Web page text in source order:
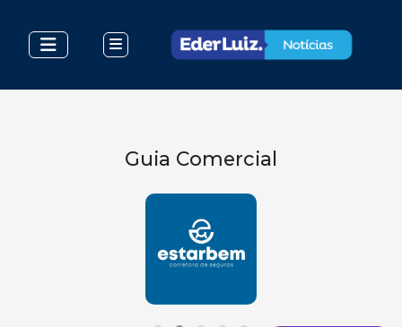
Guia Comercial